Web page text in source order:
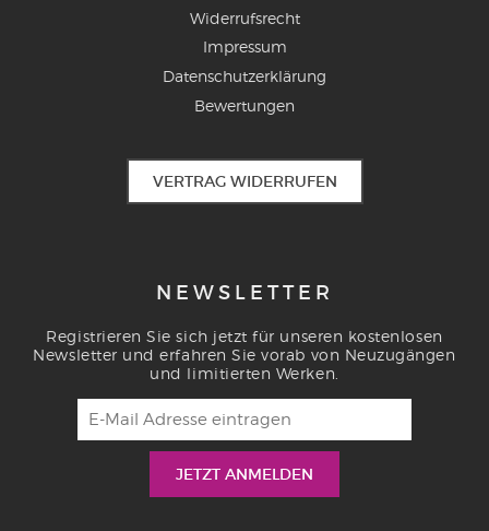
Widerrufsrecht
Impressum
Datenschutzerklärung
Bewertungen
VERTRAG WIDERRUFEN
NEWSLETTER
Registrieren Sie sich jetzt für unseren kostenlosen
Newsletter und erfahren Sie vorab von Neuzugängen
und limitierten Werken.